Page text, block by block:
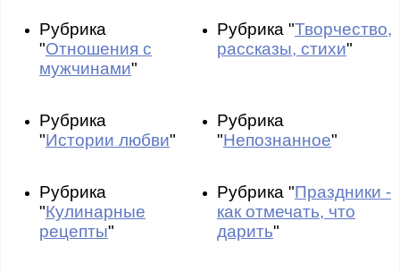
Рубрика
"Отношения с
мужчинами"
Рубрика "Творчество,
рассказы, стихи"
Рубрика
"Истории любви"
Рубрика
"Непознанное"
Рубрика
"Кулинарные
рецепты"
Рубрика "Праздники -
как отмечать, что
дарить"